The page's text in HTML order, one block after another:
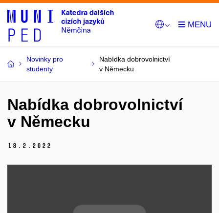
Novinky pro
studenty
Nabídka dobrovolnictví
v Německu
Nabídka dobrovolnictví
v Německu
18. 2. 2022